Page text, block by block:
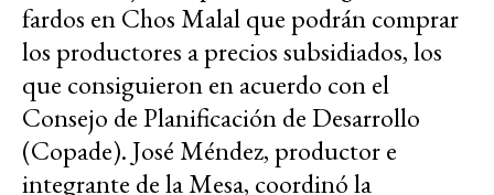
fardos en Chos Malal que podrán comprar
los productores a precios subsidiados, los
que consiguieron en acuerdo con el
Consejo de Planificación de Desarrollo
(Copade). José Méndez, productor e
integrante de la Mesa, coordinó la